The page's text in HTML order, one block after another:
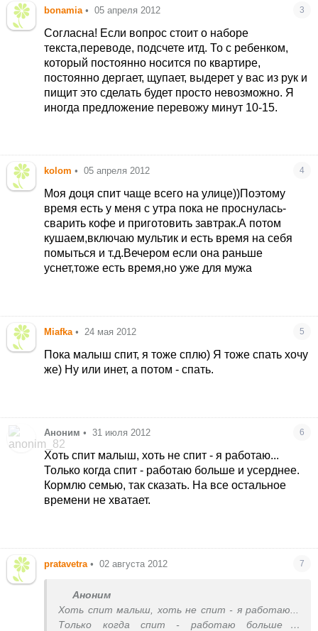
bonamia • 05 апреля 2012 3
Согласна! Если вопрос стоит о наборе
текста,переводе, подсчете итд. То с ребенком,
который постоянно носится по квартире,
постоянно дергает, щупает, выдерет у вас из рук и
пищит это сделать будет просто невозможно. Я
иногда предложение перевожу минут 10-15.
kolom • 05 апреля 2012 4
Моя доця спит чаще всего на улице))Поэтому
время есть у меня с утра пока не проснулась-
сварить кофе и приготовить завтрак.А потом
кушаем,включаю мультик и есть время на себя
помыться и т.д.Вечером если она раньше
уснет,тоже есть время,но уже для мужа
Miafka • 24 мая 2012 5
Пока малыш спит, я тоже сплю) Я тоже спать хочу
же) Ну или инет, а потом - спать.
Аноним • 31 июля 2012 6
Хоть спит малыш, хоть не спит - я работаю...
Только когда спит - работаю больше и усерднее.
Кормлю семью, так сказать. На все остальное
времени не хватает.
pratavetra • 02 августа 2012 7
Аноним
Хоть спит малыш, хоть не спит - я работаю...
Только когда спит - работаю больше и